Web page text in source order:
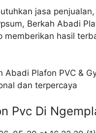
jasa
Berkah Abadi
memberikan hasil
Abadi Plafon PVC &
dan terpercaya
Pvc Di